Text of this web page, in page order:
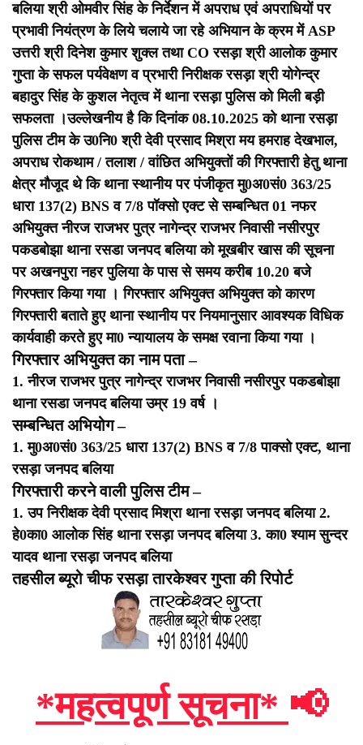
बलिया श्री ओमवीर सिंह के निर्देशन में अपराध एवं अपराधियों पर
प्रभावी नियंत्रण के लिये चलाये जा रहे अभियान के क्रम में ASP
उत्तरी श्री दिनेश कुमार शुक्ल तथा CO रसड़ा श्री आलोक कुमार
गुप्ता के सफल पर्यवेक्षण व प्रभारी निरीक्षक रसड़ा श्री योगेन्द्र
बहादुर सिंह के कुशल नेतृत्व में थाना रसड़ा पुलिस को मिली बड़ी
सफलता ।उल्लेखनीय है कि दिनांक 08.10.2025 को थाना रसड़ा
पुलिस टीम के उ0नि0 श्री देवी प्रसाद मिश्रा मय हमराह देखभाल,
अपराध रोकथाम / तलाश / वांछित अभियुक्तों की गिरफ्तारी हेतु थाना
क्षेत्र मौजूद थे कि थाना स्थानीय पर पंजीकृत मु0अ0सं0 363/25
धारा 137(2) BNS व 7/8 पॉक्सो एक्ट से सम्बन्धित 01 नफर
अभियुक्त नीरज राजभर पुत्र नागेन्द्र राजभर निवासी नसीरपुर
पकडबोझा थाना रसडा जनपद बलिया को मूखबीर खास की सूचना
पर अखनपुरा नहर पुलिया के पास से समय करीब 10.20 बजे
गिरफ्तार किया गया । गिरफ्तार अभियुक्त अभियुक्त को कारण
गिरफ्तारी बताते हुए थाना स्थानीय पर नियमानुसार आवश्यक विधिक
कार्यवाही करते हुए मा0 न्यायालय के समक्ष रवाना किया गया ।
गिरफ्तार अभियुक्त का नाम पता –
1. नीरज राजभर पुत्र नागेन्द्र राजभर निवासी नसीरपुर पकडबोझा
थाना रसडा जनपद बलिया उम्र 19 वर्ष ।
सम्बन्धित अभियोग –
1. मु0अ0सं0 363/25 धारा 137(2) BNS व 7/8 पाक्सो एक्ट, थाना
रसड़ा जनपद बलिया
गिरफ्तारी करने वाली पुलिस टीम –
1. उप निरीक्षक देवी प्रसाद मिश्रा थाना रसड़ा जनपद बलिया 2.
हे0का0 आलोक सिंह थाना रसड़ा जनपद बलिया 3. का0 श्याम सुन्दर
यादव थाना रसड़ा जनपद बलिया
तहसील ब्यूरो चीफ रसड़ा तारकेश्वर गुप्ता की रिपोर्ट
*महत्वपूर्ण सूचना* 📢